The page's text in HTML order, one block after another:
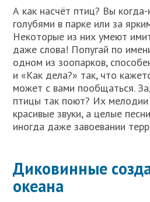
А как насчёт птиц? Вы
голубями в парке или за
Некоторые из них умеют
даже слова! Попугай по
одном из зоопарков,
и «Как дела?» так, что
может с вами пообщаться.
птицы так поют? Их
красивые звуки, а целые
иногда даже завоевании
Диковинные
океана